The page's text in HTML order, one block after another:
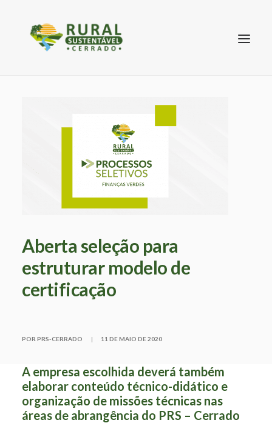
Aberta seleção para
estruturar modelo de
certificação
POR PRS-CERRADO | 11 DE MAIO DE 2020
A empresa escolhida deverá também
elaborar conteúdo técnico-didático e
organização de missões técnicas nas
áreas de abrangência do PRS – Cerrado